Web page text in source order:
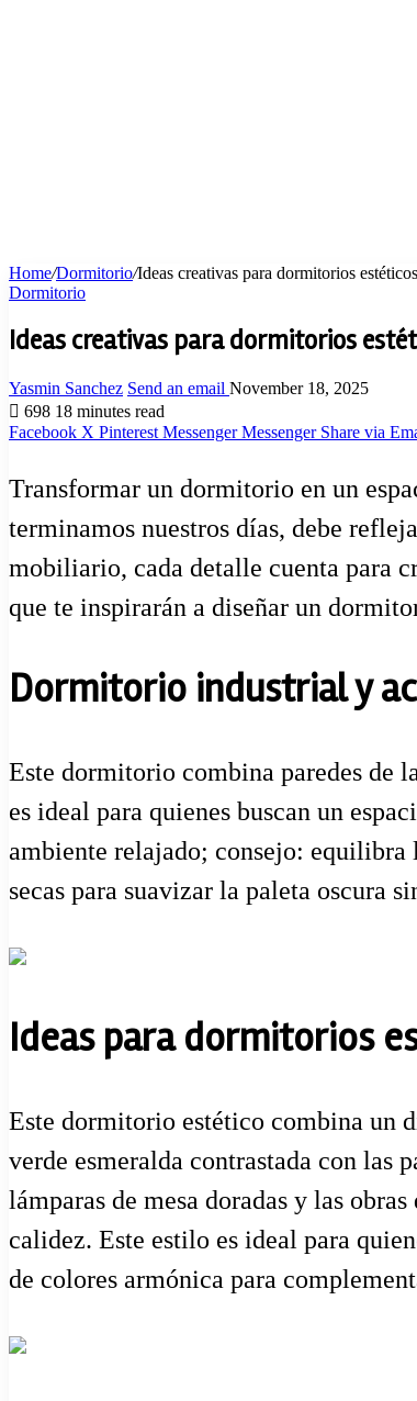
Home/Dormitorio/Ideas creativas para dormitorios
Dormitorio
Ideas creativas para dormitorios
Yasmin Sanchez Send an email November 18, 2025
698 18 minutes read
Facebook X Pinterest Messenger Messenger Share via
Transformar un dormitorio en un
terminamos nuestros días, debe
mobiliario, cada detalle cuenta para
que te inspirarán a diseñar un
Dormitorio industrial y
Este dormitorio combina paredes de
es ideal para quienes buscan un
ambiente relajado; consejo: equilibra
secas para suavizar la paleta oscura
Ideas para dormitorios
Este dormitorio estético combina un
verde esmeralda contrastada con las
lámparas de mesa doradas y las
calidez. Este estilo es ideal para
de colores armónica para